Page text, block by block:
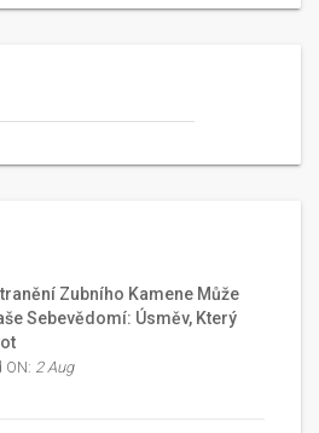
Zubního Kamene Může
Sebevědomí: Úsměv, Který
ON: 2 Aug